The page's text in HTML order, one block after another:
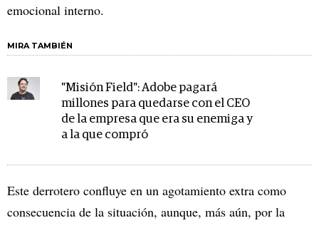
emocional interno.
MIRA TAMBIÉN
"Misión Field": Adobe pagará
millones para quedarse con el CEO
de la empresa que era su enemiga y
a la que compró
Este derrotero confluye en un agotamiento extra como
consecuencia de la situación, aunque, más aún, por la